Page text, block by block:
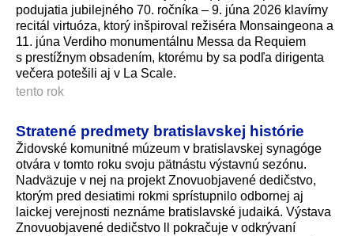
podujatia jubilejného 70. ročníka – 9. júna 2026 klavírny
recitál virtuóza, ktorý inšpiroval režiséra Monsaingeona a
11. júna Verdiho monumentálnu Messa da Requiem
s prestížnym obsadením, ktorému by sa podľa dirigenta
večera potešili aj v La Scale.
tento rok
Stratené predmety bratislavskej histórie
Židovské komunitné múzeum v bratislavskej synagóge
otvára v tomto roku svoju pätnástu výstavnú sezónu.
Nadväzuje v nej na projekt Znovuobjavené dedičstvo,
ktorým pred desiatimi rokmi sprístupnilo odbornej aj
laickej verejnosti neznáme bratislavské judaiká. Výstava
Znovuobjavené dedičstvo ll pokračuje v odkrývaní